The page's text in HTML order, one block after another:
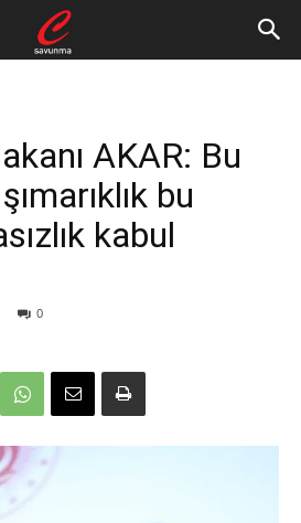
AKAR: Bu
bu
kabul
0